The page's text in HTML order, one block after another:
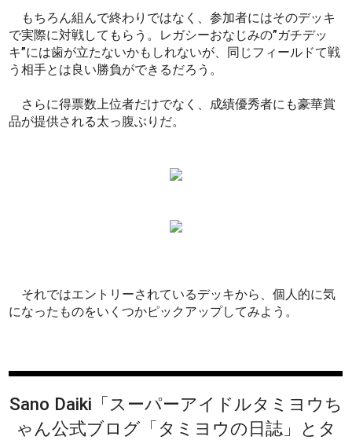
もちろん組んで終わりではなく、参加者にはそのデッキ
で実際に対戦してもらう。レガシーおなじみの”ガチデッ
キ”には歯が立たないかもしれないが、同じフィールドて戦
う相手とは良い勝負ができるだろう。
さらに得票数上位者だけでなく、成績優秀者にも豪華賞
品が提供される太っ腹ぶりだ。
それではエントリーされているデッキから、個人的に気
になったものをいくつかピックアップしてみよう。
Sano Daiki 「スーパーアイドルタミヨウち
ゃん公式ブログ「タミヨウの日誌」とタ